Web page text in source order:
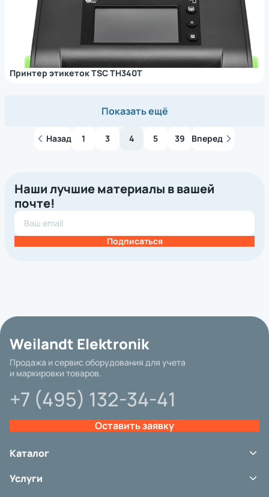
Бренд
Интерфейс подключения
Гарантия
Другие параметры
Категория
Вид принтера
Разрешение, dpi
Принтер этикеток TSC TH340T
Показать ещё
Назад 1 3 4 5 39 Вперед
Наши лучшие материалы в вашей
почте!
Подписаться
Weilandt Elektronik
Продажа и сервис оборудования для учета
и маркировки товаров.
+7 (495) 132-34-41
Оставить заявку
Каталог
Сканеры штрих-кода
Услуги